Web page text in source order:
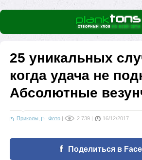
25 уникальных
когда удача не
Абсолютные
Приколы Фото | 2 739 | 16/12/2017
Поделиться в